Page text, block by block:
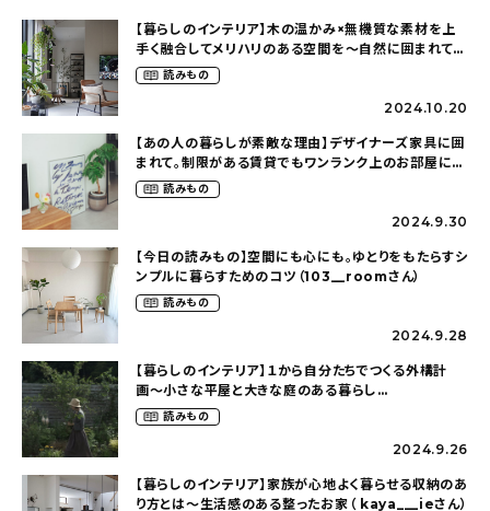
【暮らしのインテリア】木の温かみ×無機質な素材を上
手く融合してメリハリのある空間を〜自然に囲まれて暮
らす（ki_no_ieさん）
読みもの
2024.10.20
【あの人の暮らしが素敵な理由】デザイナーズ家具に囲
まれて。制限がある賃貸でもワンランク上のお部屋に〜
狭くても好きな暮らしのこと（_____chika708さん）
読みもの
2024.9.30
【今日の読みもの】空間にも心にも。ゆとりをもたらすシ
ンプルに暮らすためのコツ（103__roomさん）
読みもの
2024.9.28
【暮らしのインテリア】１から自分たちでつくる外構計
画〜小さな平屋と大きな庭のある暮らし
（tsumikiniwaさん）
読みもの
2024.9.26
【暮らしのインテリア】家族が心地よく暮らせる収納のあ
り方とは〜生活感のある整ったお家（ kaya___ieさん）